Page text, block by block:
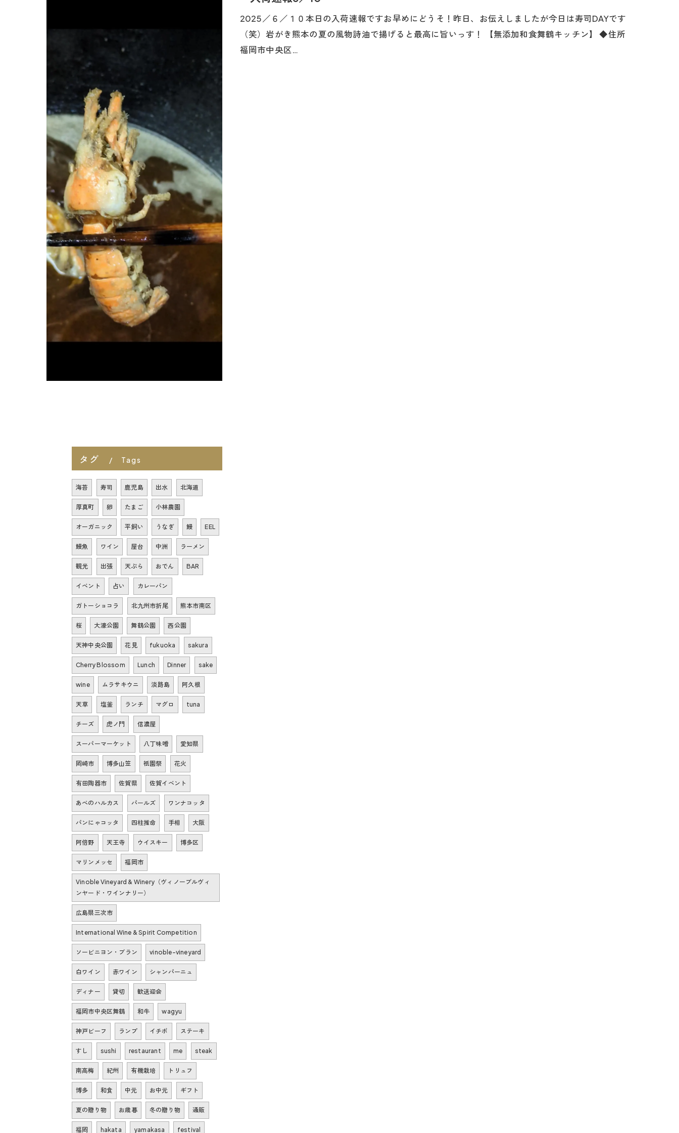
2025／６／１０本日の入荷速報ですお早めにどうそ！昨日、お伝えしましたが今日は寿司DAYです
（笑）岩がき熊本の夏の風物詩油で揚げると最高に旨いっす！ 【無添加和食舞鶴キッチン】 ◆住所
福岡市中央区…
タグ Tags
海苔 寿司 鹿児島 出水 北海道
厚真町 卵 たまご 小林農園
オーガニック 平飼い うなぎ 鰻 EEL
鰻魚 ワイン 屋台 中洲 ラーメン
観光 出張 天ぷら おでん BAR
イベント 占い カレーパン
ガトーショコラ 北九州市折尾 熊本市南区
桜 大濠公園 舞鶴公園 西公園
天神中央公園 花見 fukuoka sakura
Cherry Blossom Lunch Dinner sake
wine ムラサキウニ 淡路島 阿久根
天草 塩釜 ランチ マグロ tuna
チーズ 虎ノ門 信濃屋
スーパーマーケット 八丁味噌 愛知県
岡崎市 博多山笠 祇園祭 花火
有田陶器市 佐賀県 佐賀イベント
あべのハルカス パールズ ワンナコッタ
パンにゃコッタ 四柱推命 手相 大阪
阿倍野 天王寺 ウイスキー 博多区
マリンメッセ 福岡市
Vinoble Vineyard & Winery（ヴィノーブルヴィ
ンヤード・ワインナリー）
広島県三次市
International Wine & Spirit Competition
ソービニヨン・ブラン vinoble-vineyard
白ワイン 赤ワイン シャンパーニュ
ディナー 貸切 歓送迎会
福岡市中央区舞鶴 和牛 wagyu
神戸ビーフ ランプ イチボ ステーキ
すし sushi restaurant me steak
南高梅 紀州 有機栽培 トリュフ
博多 和食 中元 お中元 ギフト
夏の贈り物 お歳暮 冬の贈り物 通販
福岡 hakata yamakasa festival